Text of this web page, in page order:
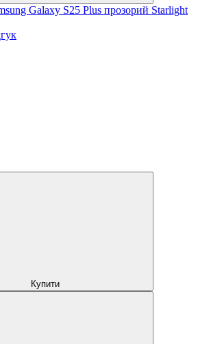
Galaxy S25 Plus прозорий Starlight
Купити